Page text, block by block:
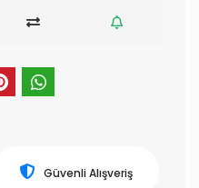
Güvenli Alışveriş